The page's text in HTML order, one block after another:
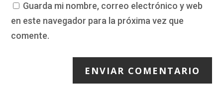
Guarda mi nombre, correo electrónico y web
en este navegador para la próxima vez que
comente.
ENVIAR COMENTARIO